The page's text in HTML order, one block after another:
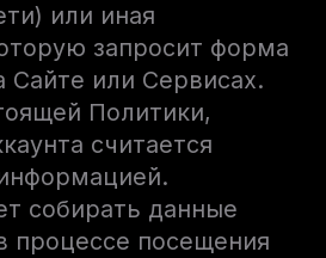
или иная
запросит форма
Сайте или Сервисах.
Политики,
считается
собирать данные
процессе посещения